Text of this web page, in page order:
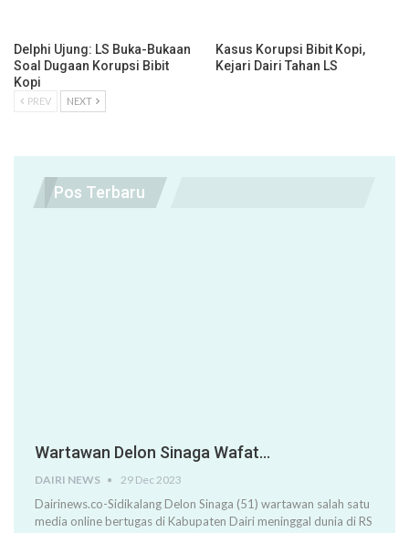
Delphi Ujung: LS Buka-Bukaan
Soal Dugaan Korupsi Bibit
Kopi
Kasus Korupsi Bibit Kopi,
Kejari Dairi Tahan LS
PREV NEXT
Pos Terbaru
Wartawan Delon Sinaga Wafat…
DAIRI NEWS 29 Dec 2023
Dairinews.co-Sidikalang Delon Sinaga (51) wartawan salah satu
media online bertugas di Kabupaten Dairi meninggal dunia di RS